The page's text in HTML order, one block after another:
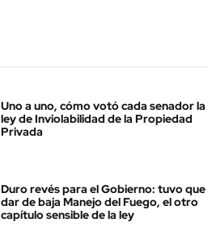
Uno a uno, cómo votó cada senador la
ley de Inviolabilidad de la Propiedad
Privada
Duro revés para el Gobierno: tuvo que
dar de baja Manejo del Fuego, el otro
capítulo sensible de la ley